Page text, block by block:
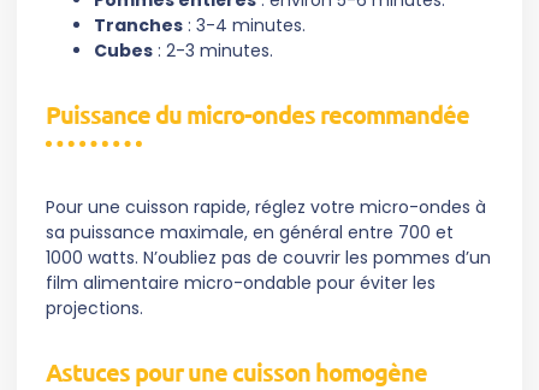
Tranches : 3-4 minutes.
Cubes : 2-3 minutes.
Puissance du micro-ondes recommandée
Pour une cuisson rapide, réglez votre micro-ondes à
sa puissance maximale, en général entre 700 et
1000 watts. N’oubliez pas de couvrir les pommes d’un
film alimentaire micro-ondable pour éviter les
projections.
Astuces pour une cuisson homogène